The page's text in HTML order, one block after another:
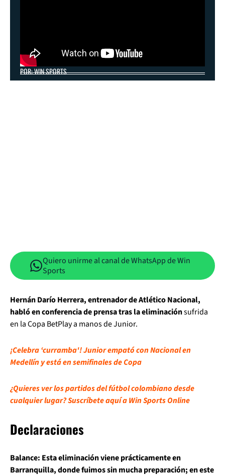
POR: WIN SPORTS
Quiero unirme al canal de WhatsApp de Win
Sports
Hernán Darío Herrera, entrenador de Atlético Nacional,
habló en conferencia de prensa tras la eliminaciónsufrida
en la Copa BetPlay a manos de Junior.
¡Celebra ‘curramba'! Junior empató con Nacional en
Medellín y está en semifinales de Copa
¿Quieres ver los partidos del fútbol colombiano desde
cualquier lugar? Suscríbete aquí a Win Sports Online
Declaraciones
Balance: Esta eliminación viene prácticamente en
Barranquilla, donde fuimos sin mucha preparación; en este